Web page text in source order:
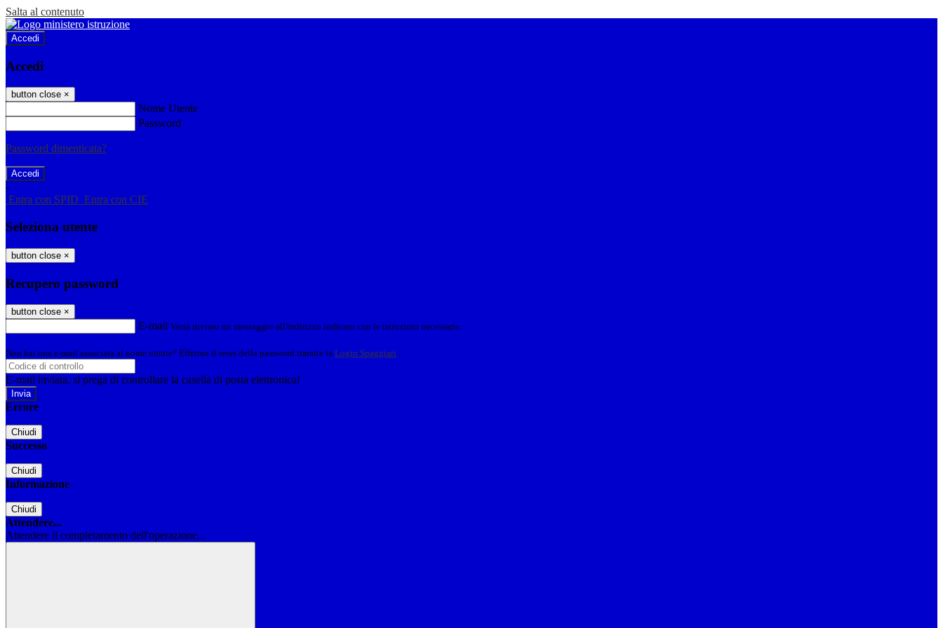
Salta al contenuto
Accedi
Accedi
button close ×
Nome Utente
Password
Password dimenticata?
-
Entra con SPID Entra con CIE
Seleziona utente
button close ×
Recupero password
button close ×
E-mail Verrà inviato un messaggio all'indirizzo indicato con le istruzioni necessarie.
Non hai una e-mail associata al nome utente? Effettua il reset della password tramite la Login Spaggiari
E-mail inviata, si prega di controllare la casella di posta elettronica!
Errore
Chiudi
Successo
Chiudi
Informazione
Chiudi
Attendere...
Attendere il completamento dell'operazione...